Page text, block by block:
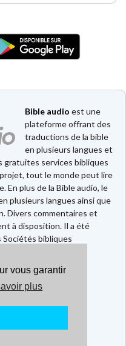
vous garantir
plus
Bible audio est une
plateforme offrant des
traductions de la bible
en plusieurs langues et
gratuites services bibliques
tout le monde peut lire
En plus de la Bible audio, le
plusieurs langues ainsi que
Divers commentaires et
à disposition. Il a été
Sociétés bibliques